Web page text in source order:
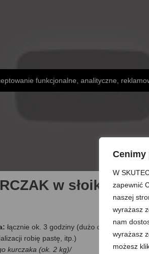
W
zapewnić
naszej
wyrażasz
nam
wyrażasz
możesz
funkcjonalne, analityczne,
w słoiku.
łącznie ok. 3 godziny (dużo czynności
robię pastę, itp.)
kurczaka (ok. 2 kg)/